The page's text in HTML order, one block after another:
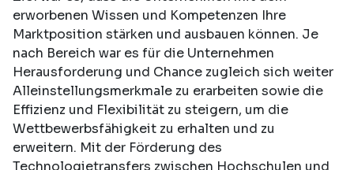
erworbenen Wissen und Kompetenzen Ihre
Marktposition stärken und ausbauen können. Je
nach Bereich war es für die Unternehmen
Herausforderung und Chance zugleich sich weiter
Alleinstellungsmerkmale zu erarbeiten sowie die
Effizienz und Flexibilität zu steigern, um die
Wettbewerbsfähigkeit zu erhalten und zu
erweitern. Mit der Förderung des
Technologietransfers zwischen Hochschulen und